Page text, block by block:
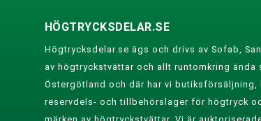
HÖGTRYCKSDELAR.SE
Högtrycksdelar.se ägs och drivs av Sofab,
av högtryckstvättar och allt runtomkring ända
Östergötland och där har vi
reservdels- och tillbehörslager för högtryck